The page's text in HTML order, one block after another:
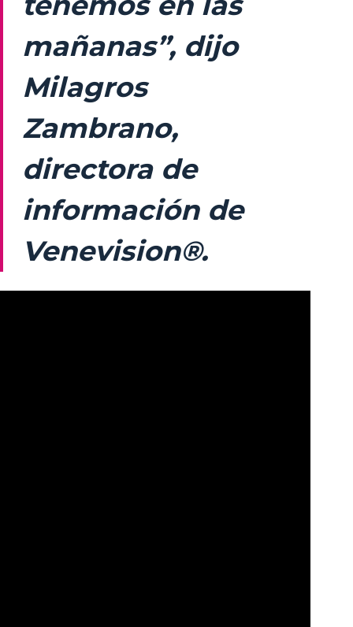
mañanas”, dijo
Milagros
Zambrano,
directora de
información de
Venevision®.